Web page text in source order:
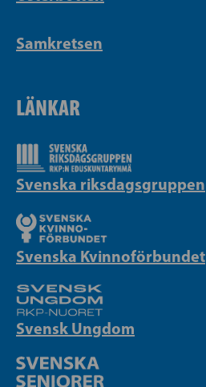
Samkretsen
LÄNKAR
Svenska riksdagsgruppen
Svenska Kvinnoförbundet
Svensk Ungdom